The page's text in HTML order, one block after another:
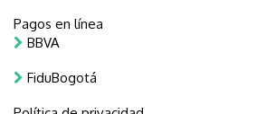
Pagos en línea
BBVA
FiduBogotá